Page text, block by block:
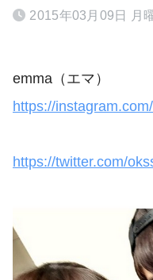
2015年03月09日 月
emma（エマ）
https://
https://twitter.com/